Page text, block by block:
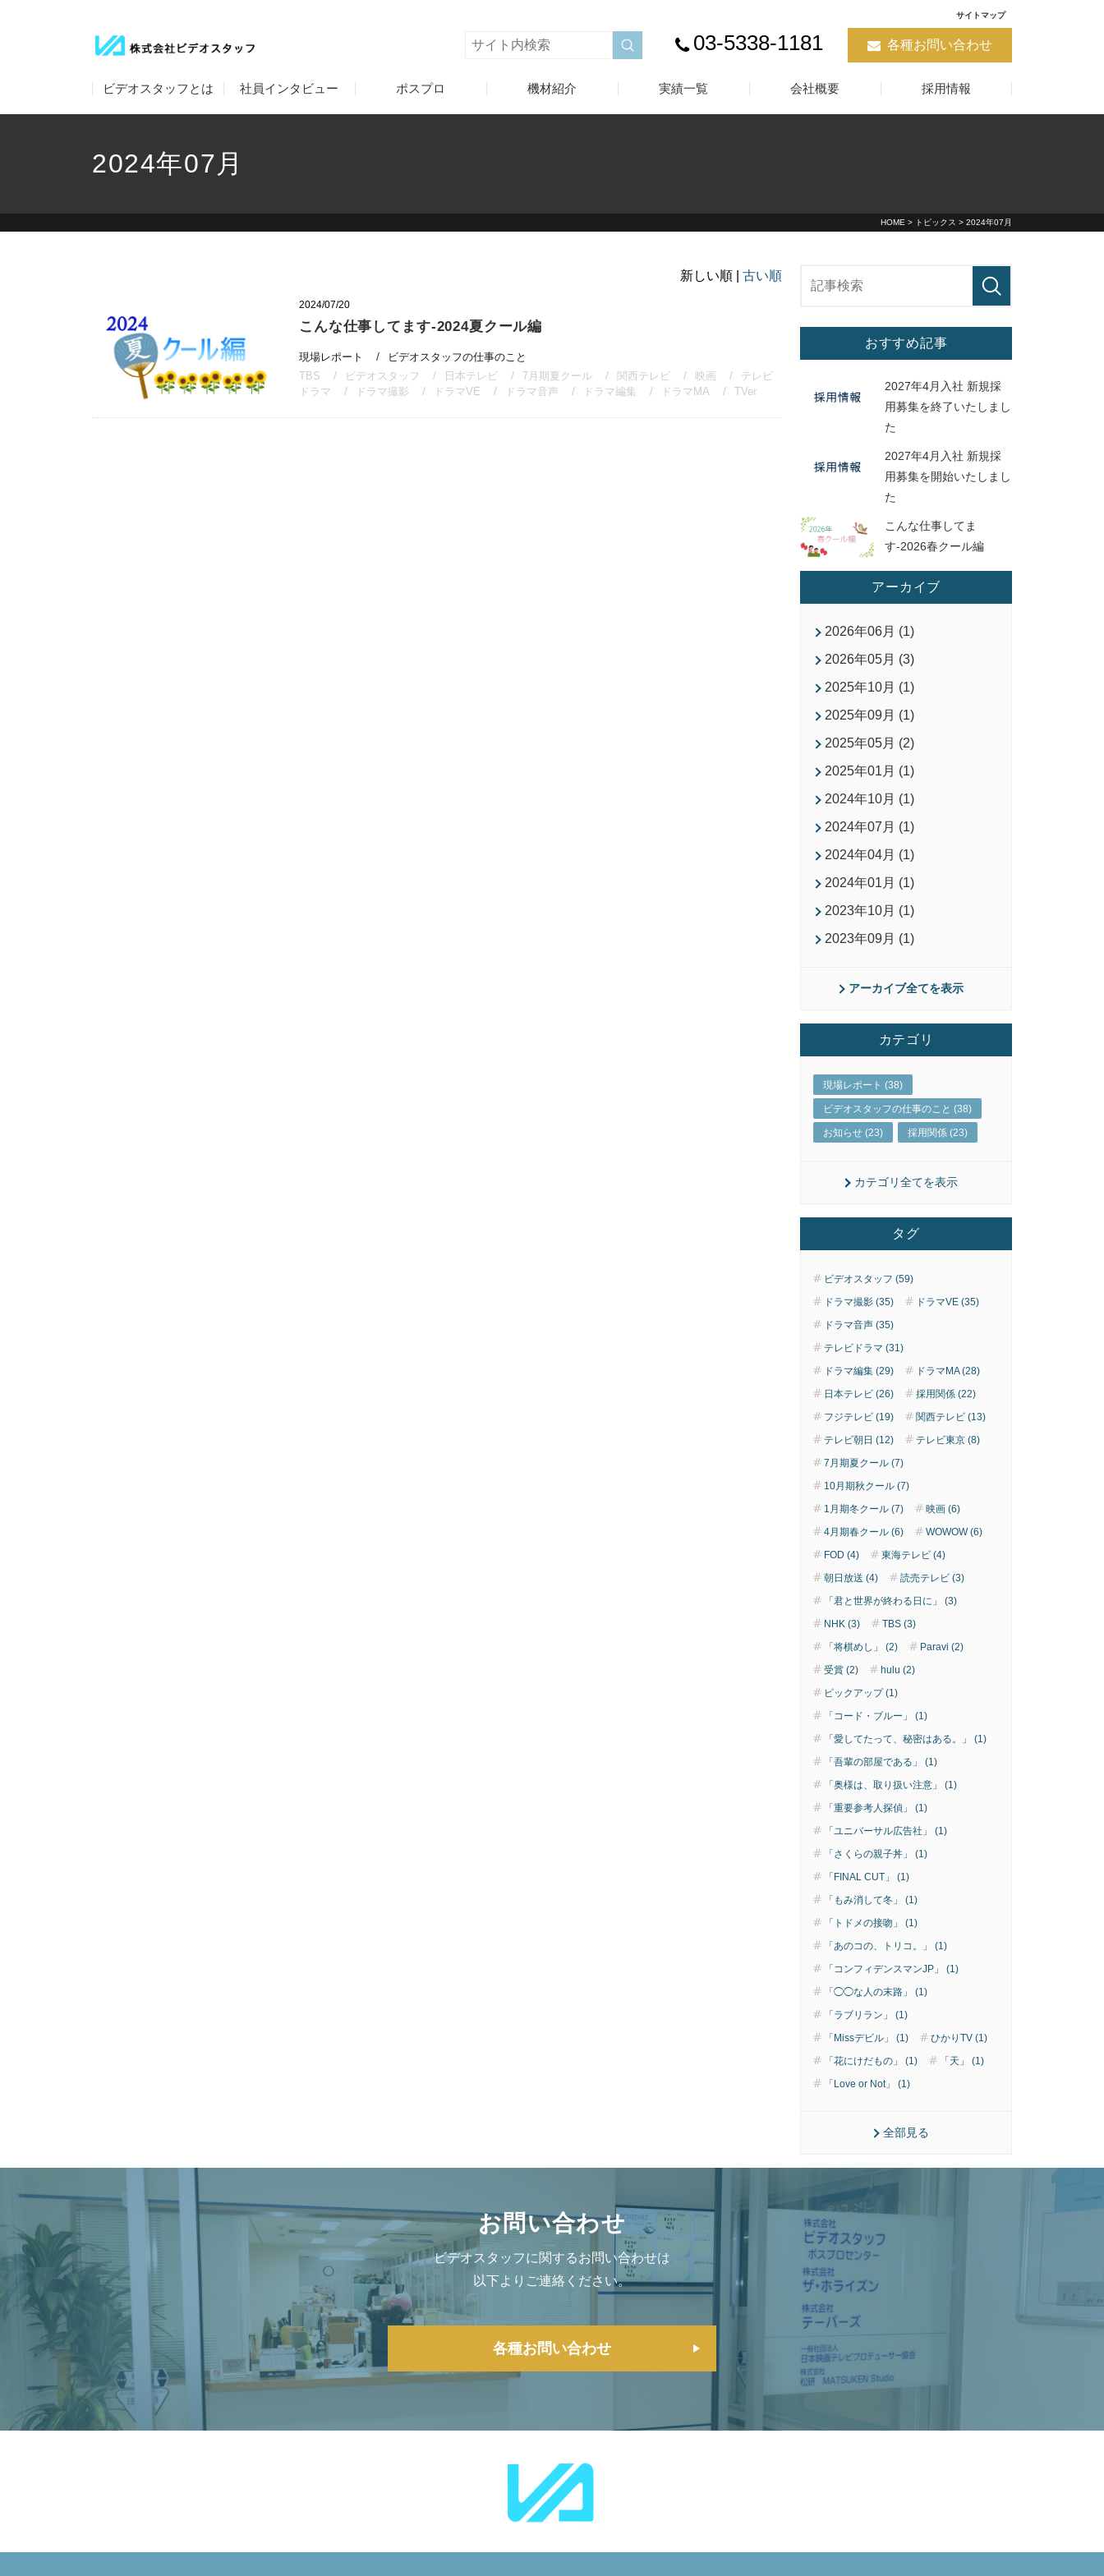
サイトマップ
03-5338-1181 各種お問い合わせ
ビデオスタッフとは 社員インタビュー ポスプロ 機材紹介 実績一覧 会社概要 採用情報
2024年07月
HOME > トピックス > 2024年07月
新しい順 | 古い順
2024/07/20
こんな仕事してます-2024夏クール編
現場レポート
ビデオスタッフの仕事のこと
TBS
ビデオスタッフ 日本テレビ 7月期夏クール 関西テレビ 映画
テレビ
ドラマ
ドラマ撮影 ドラマVE ドラマ音声 ドラマ編集 ドラマMA TVer
おすすめ記事
2027年4月入社 新規採
用募集を終了いたしまし
た
2027年4月入社 新規採
用募集を開始いたしまし
た
こんな仕事してま
す-2026春クール編
アーカイブ
2026年06月 (1)
2026年05月 (3)
2025年10月 (1)
2025年09月 (1)
2025年05月 (2)
2025年01月 (1)
2024年10月 (1)
2024年07月 (1)
2024年04月 (1)
2024年01月 (1)
2023年10月 (1)
2023年09月 (1)
アーカイブ全てを表示
カテゴリ
現場レポート (38)
ビデオスタッフの仕事のこと (38)
お知らせ (23) 採用関係 (23)
カテゴリ全てを表示
タグ
ビデオスタッフ (59)
ドラマ撮影 (35)
ドラマVE (35)
ドラマ音声 (35)
テレビドラマ (31)
ドラマ編集 (29)
ドラマMA (28)
日本テレビ (26)
採用関係 (22)
フジテレビ (19)
関西テレビ (13)
テレビ朝日 (12)
テレビ東京 (8)
7月期夏クール (7)
10月期秋クール (7)
1月期冬クール (7)
映画 (6)
4月期春クール (6)
WOWOW (6)
FOD (4)
東海テレビ (4)
朝日放送 (4)
読売テレビ (3)
「君と世界が終わる日に」 (3)
NHK (3)
TBS (3)
「将棋めし」 (2)
Paravi (2)
受賞 (2)
hulu (2)
ピックアップ (1)
「コード・ブルー」 (1)
「愛してたって、秘密はある。」 (1)
「吾輩の部屋である」 (1)
「奥様は、取り扱い注意」 (1)
「重要参考人探偵」 (1)
「ユニバーサル広告社」 (1)
「さくらの親子丼」 (1)
「FINAL CUT」 (1)
「もみ消して冬」 (1)
「トドメの接吻」 (1)
「あのコの、トリコ。」 (1)
「コンフィデンスマンJP」 (1)
「◯◯な人の末路」 (1)
「ラブリラン」 (1)
「Missデビル」 (1)
ひかりTV (1)
「花にけだもの」 (1)
「天」 (1)
「Love or Not」 (1)
全部見る
お問い合わせ
ビデオスタッフに関するお問い合わせは
以下よりご連絡ください。
各種お問い合わせ